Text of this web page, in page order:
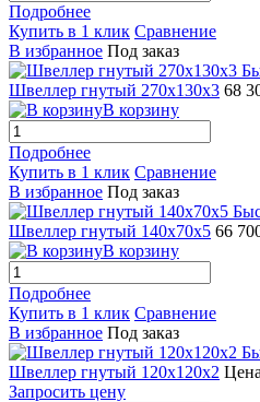
Подробнее
Купить в 1 клик Сравнение
В избранное Под заказ
Швеллер гнутый 270х130х3 68
В корзину
Подробнее
Купить в 1 клик Сравнение
В избранное Под заказ
Швеллер гнутый 140х70х5 66
В корзину
Подробнее
Купить в 1 клик Сравнение
В избранное Под заказ
Швеллер гнутый 120х120х2
Запросить цену